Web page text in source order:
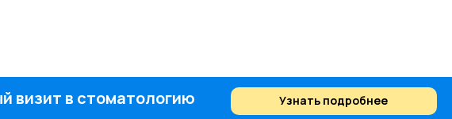
визит в стоматологию Узнать подробнее